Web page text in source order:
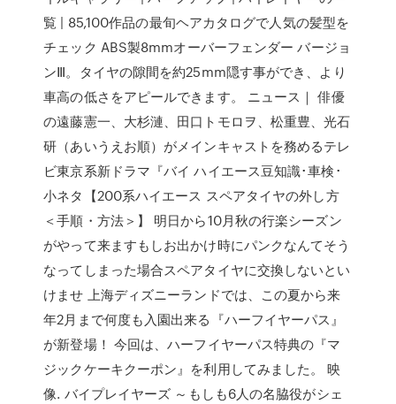
覧 | 85,100作品の最旬ヘアカタログで人気の髪型を
チェック ABS製8mmオーバーフェンダー バージョ
ンⅢ。タイヤの隙間を約25mm隠す事ができ、より
車高の低さをアピールできます。 ニュース｜ 俳優
の遠藤憲一、大杉漣、田口トモロヲ、松重豊、光石
研（あいうえお順）がメインキャストを務めるテレ
ビ東京系新ドラマ『バイ ハイエース豆知識･車検･
小ネタ【200系ハイエース スペアタイヤの外し方
＜手順・方法＞】 明日から10月秋の行楽シーズン
がやって来ますもしお出かけ時にパンクなんてそう
なってしまった場合スペアタイヤに交換しないとい
けませ 上海ディズニーランドでは、この夏から来
年2月まで何度も入園出来る『ハーフイヤーパス』
が新登場！ 今回は、ハーフイヤーパス特典の『マ
ジックケーキクーポン』を利用してみました。 映
像. バイプレイヤーズ ～もしも6人の名脇役がシェ